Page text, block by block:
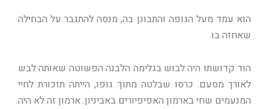
הוא עמד מעל הגופה והתבונן בה, מנסה להתגבר על הבחילה
שאחזה בו.
הוד קדושתו היה לבוש בגלימה הלבנה הפשוטה שאותה לבש
לאורך מסעם. כרסו שבלטה מתוך גופו, הייתה תזכורת לחיי
המנעמים שחי בארמון האפיפיורים באביניון. ארמון זה לא היה